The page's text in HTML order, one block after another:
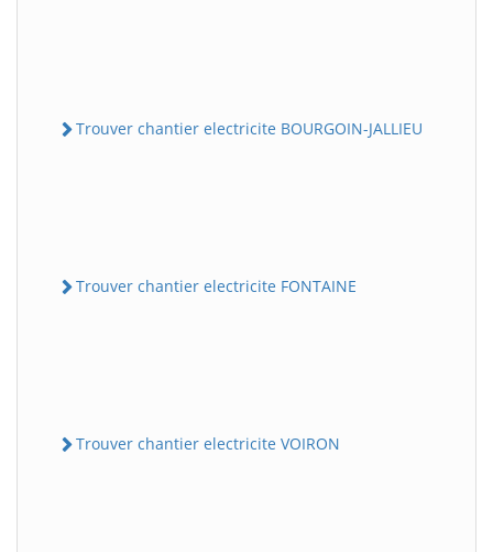
Trouver chantier electricite BOURGOIN-JALLIEU
Trouver chantier electricite FONTAINE
Trouver chantier electricite VOIRON